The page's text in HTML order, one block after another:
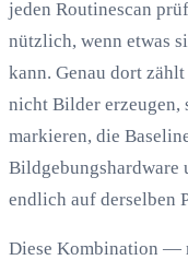
jeden Routinescan
nützlich, wenn etwas
kann. Genau dort
nicht Bilder
markieren, die
Bildgebungshardware
endlich auf derselben
Diese Kombination —